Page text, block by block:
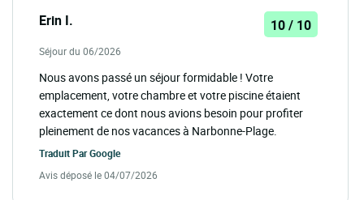
Erin I. 10 / 10
Séjour du 06/2026
Nous avons passé un séjour formidable ! Votre
emplacement, votre chambre et votre piscine étaient
exactement ce dont nous avions besoin pour profiter
pleinement de nos vacances à Narbonne-Plage.
Traduit ParGoogle
Avis déposé le 04/07/2026